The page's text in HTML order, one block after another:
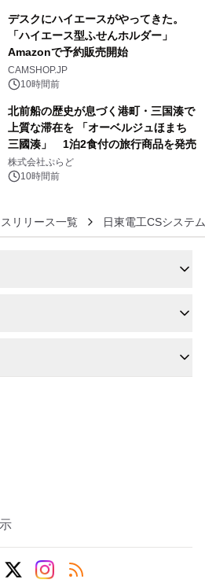
デスクにハイエースがやってきた。
「ハイエース型ふせんホルダー」
Amazonで予約販売開始
CAMSHOP.JP
10時間前
北前船の歴史が息づく港町・三国湊で
上質な滞在を 「オーベルジュほまち
三國湊」 1泊2食付の旅行商品を発売
株式会社ぷらど
10時間前
リリース一覧 日東電工CSシステ